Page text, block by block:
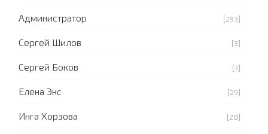
Администратор [293]
Сергей Шилов [3]
Сергей Боков [7]
Елена Энс [29]
Инга Хорзова [28]